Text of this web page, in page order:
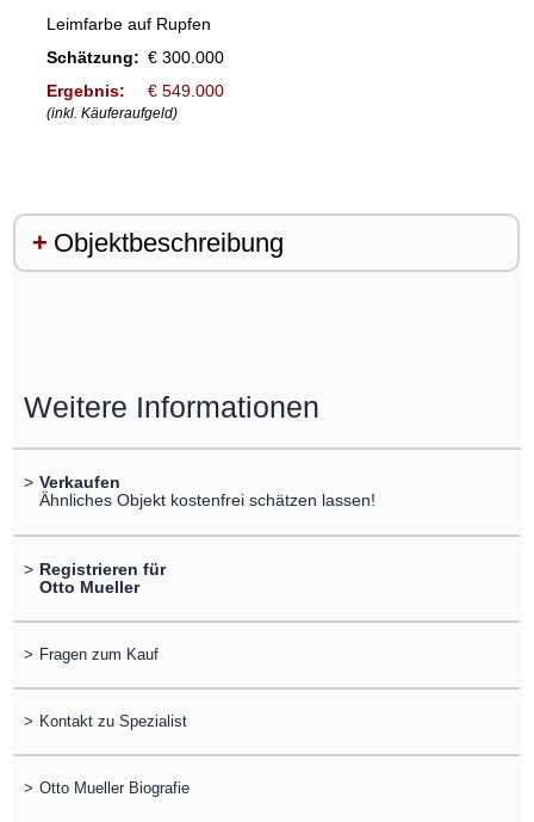
Leimfarbe auf Rupfen
Schätzung: € 300.000
Ergebnis:
€ 549.000
(inkl. Käuferaufgeld)
Objektbeschreibung
Weitere Informationen
> Verkaufen
Ähnliches Objekt kostenfrei schätzen lassen!
> Registrieren für
Otto Mueller
> Fragen zum Kauf
> Kontakt zu Spezialist
> Otto Mueller Biografie